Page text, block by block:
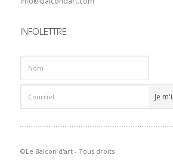
INFOLETTRE
©Le Balcon d'art - Tous droits